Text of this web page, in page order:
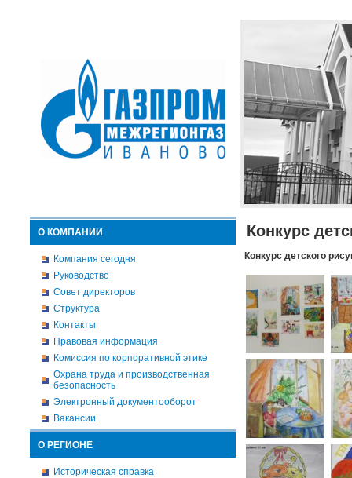
О КОМПАНИИ
Компания сегодня
Руководство
Совет директоров
Структура
Контакты
Правовая информация
Комиссия по корпоративной этике
Охрана труда и производственная
безопасность
Электронный документооборот
Вакансии
О РЕГИОНЕ
Историческая справка
Конкурс
Конкурс детского